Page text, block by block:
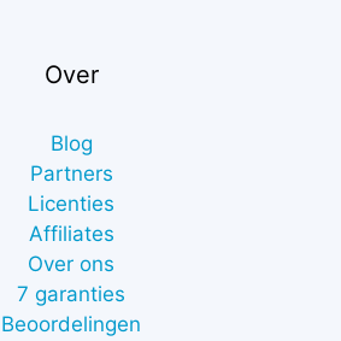
Over
Blog
Partners
Licenties
Affiliates
Over ons
7 garanties
Beoordelingen